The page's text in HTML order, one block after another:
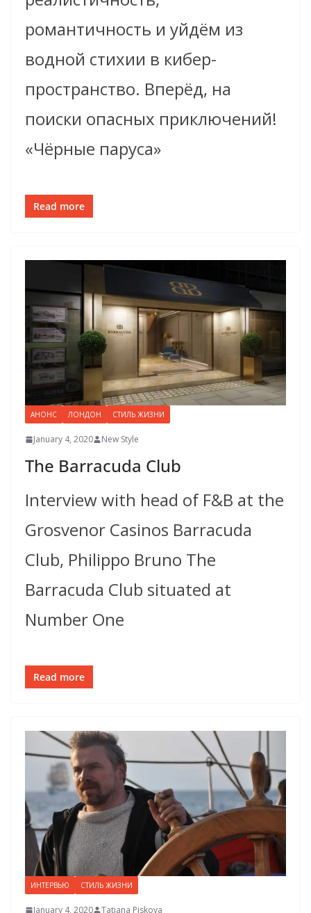
романтичность и уйдём из
водной стихии в кибер-
пространство. Вперёд, на
поиски опасных приключений!
«Чёрные паруса»
Read more
АНОНС ЛОНДОН СТИЛЬ ЖИЗНИ
January 4, 2020 New Style
The Barracuda Club
Interview with head of F&B at the
Grosvenor Casinos Barracuda
Club, Philippo Bruno The
Barracuda Club situated at
Number One
Read more
ИНТЕРВЬЮ СТИЛЬ ЖИЗНИ
January 4, 2020 Tatiana Piskova